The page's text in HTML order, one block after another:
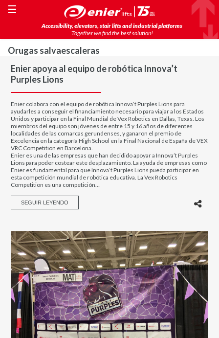
Accessibility, elevators, stair lifts and industrial platforms
Together we find the best solution!
☰
Orugas salvaescaleras
Enier apoya al equipo de robótica Innova’t
Purples Lions
Enier colabora con el equipo de robótica Innova’t Purples Lions para
ayudarles a conseguir el financiamiento necesario para viajar a los Estados
Unidos y participar en la Final Mundial de Vex Robotics en Dallas, Texas. Los
miembros del equipo son jóvenes de entre 15 y 16 años de diferentes
localidades de las comarcas gerundenses, y ganaron el premio de
Excelencia en la categoría High School en la Final Nacional de España de VEX
VRC Competition en Barcelona.
Enier es una de las empresas que han decidido apoyar a Innova’t Purples
Lions para poder costear este desplazamiento. La ayuda de empresas como
Enier es fundamental para que Innova’t Purples Lions pueda participar en
esta competición mundial de robótica educativa. La Vex Robotics
Competition es una competición…
SEGUIR LEYENDO